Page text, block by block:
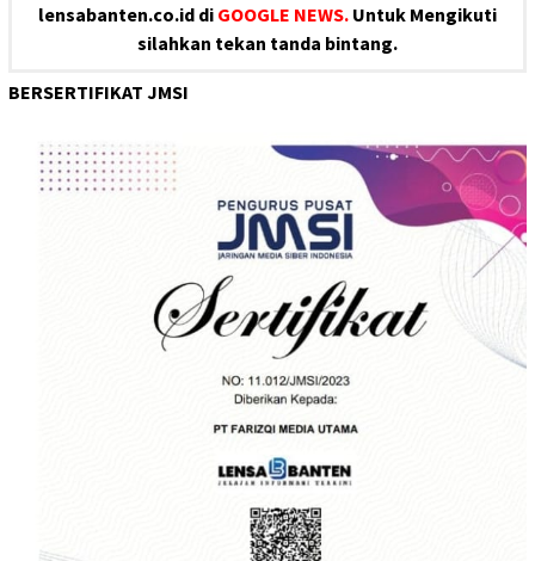
lensabanten.co.id di GOOGLE NEWS. Untuk Mengikuti
silahkan tekan tanda bintang.
BERSERTIFIKAT JMSI